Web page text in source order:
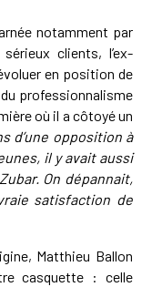
notamment par
clients, l’ex-
en position de
professionnalisme
où il a côtoyé un
d’une opposition à
il y avait aussi
On dépannait,
satisfaction de
Matthieu Ballon
casquette : celle